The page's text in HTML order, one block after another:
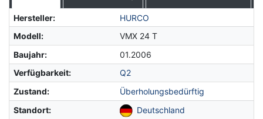
Hersteller:
HURCO
Modell:
VMX 24 T
Baujahr:
01.2006
Verfügbarkeit:
Q2
Zustand:
Überholungsbedürftig
Standort: Deutschland